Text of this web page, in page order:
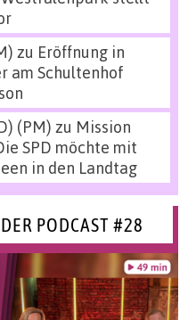
zu Eröffnung in
am Schultenhof
(PM) zu Mission
SPD möchte mit
in den Landtag
PODCAST #28